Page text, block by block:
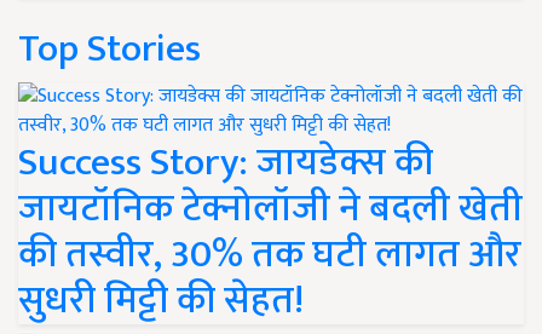
Top Stories
Success Story: जायडेक्स की
जायटॉनिक टेक्नोलॉजी ने बदली खेती
की तस्वीर, 30% तक घटी लागत और
सुधरी मिट्टी की सेहत!